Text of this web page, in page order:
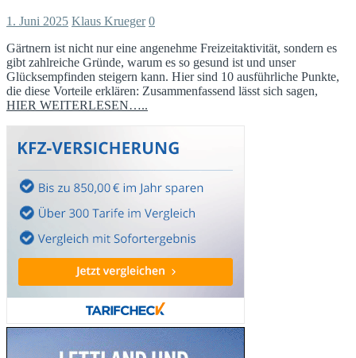
1. Juni 2025 Klaus Krueger 0
Gärtnern ist nicht nur eine angenehme Freizeitaktivität, sondern es
gibt zahlreiche Gründe, warum es so gesund ist und unser
Glücksempfinden steigern kann. Hier sind 10 ausführliche Punkte,
die diese Vorteile erklären: Zusammenfassend lässt sich sagen,
HIER WEITERLESEN…..